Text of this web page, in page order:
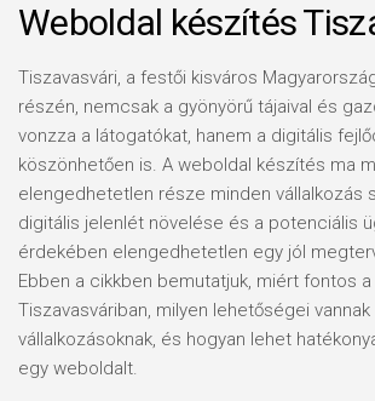
Weboldal készítés
Tiszavasvári, a festői kisváros
részén, nemcsak a gyönyörű tájaival és
vonzza a látogatókat, hanem a digitális
köszönhetően is. A weboldal készítés ma
elengedhetetlen része minden vállalkozás
digitális jelenlét növelése és a potenciális
érdekében elengedhetetlen egy jól
Ebben a cikkben bemutatjuk, miért fontos
Tiszavasváriban, milyen lehetőségei vannak
vállalkozásoknak, és hogyan lehet
egy weboldalt.